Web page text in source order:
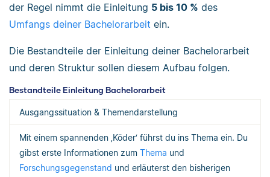
der Regel nimmt die Einleitung 5 bis 10 % des
Umfangs deiner Bachelorarbeit ein.
Die Bestandteile der Einleitung deiner Bachelorarbeit
und deren Struktur sollen diesem Aufbau folgen.
Bestandteile Einleitung Bachelorarbeit
Ausgangssituation & Themendarstellung
Mit einem spannenden ‚Köder‘ führst du ins Thema ein. Du
gibst erste Informationen zum Thema und
Forschungsgegenstand und erläuterst den bisherigen